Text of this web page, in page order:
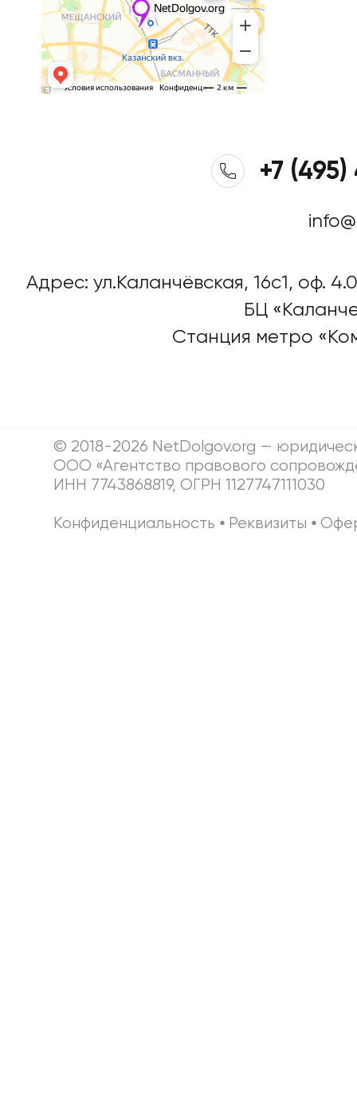
+7
Адрес: ул.Каланчёвская, 16c1, оф.
БЦ
Станция метро
© 2018-2026 NetDolgov.org —
ООО «Агентство правового
ИНН 7743868819, ОГРН 1127747111030
Конфиденциальность ⦁ Реквизиты ⦁